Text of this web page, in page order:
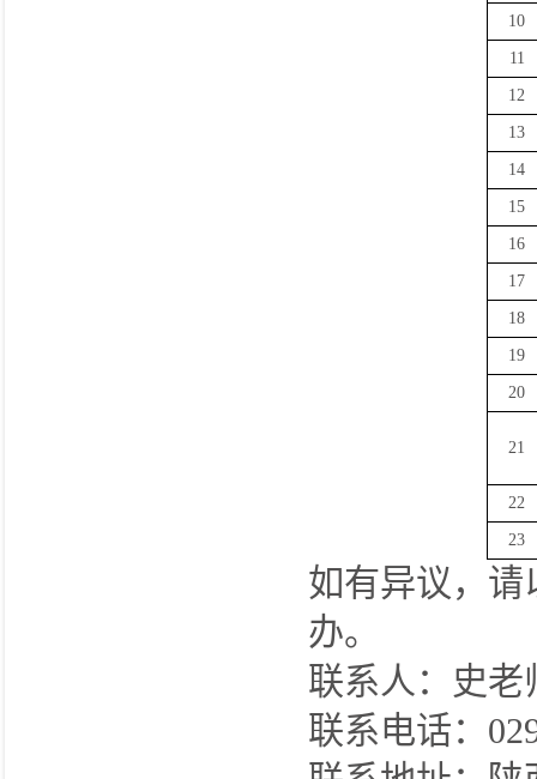
10
11
12
13
14
15
16
17
18
19
20
21
22
23
如有异议，
办。
联系人：史老
联系电话：